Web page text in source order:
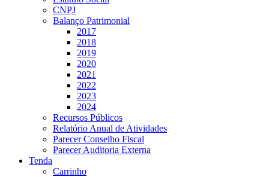
CNPJ
Balanço Patrimonial
2017
2018
2019
2020
2021
2022
2023
2024
Recursos Públicos
Relatório Anual de Atividades
Parecer Conselho Fiscal
Parecer Auditoria Externa
Tenda
Carrinho